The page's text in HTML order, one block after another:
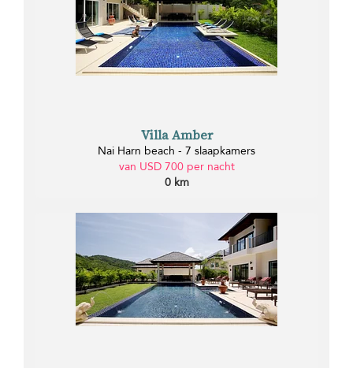
Villa Amber
Nai Harn beach - 7 slaapkamers
van USD 700 per nacht
0 km